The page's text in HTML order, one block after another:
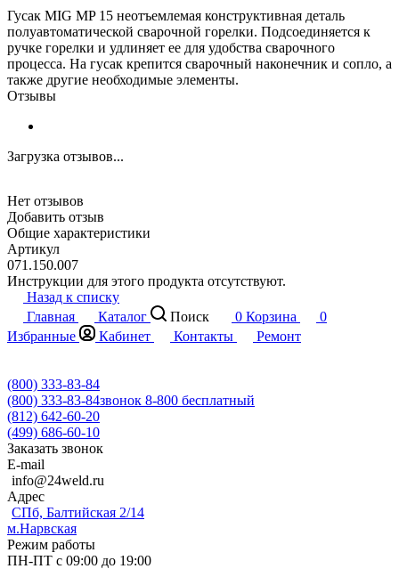
Гусак MIG MP 15 неотъемлемая конструктивная деталь
полуавтоматической сварочной горелки. Подсоединяется к
ручке горелки и удлиняет ее для удобства сварочного
процесса. На гусак крепится сварочный наконечник и сопло, а
также другие необходимые элементы.
Отзывы
Загрузка отзывов...
Нет отзывов
Добавить отзыв
Общие характеристики
Артикул
071.150.007
Инструкции для этого продукта отсутствуют.
Назад к списку
Главная
Каталог Поиск 0 Корзина
0
Избранные
Кабинет Контакты Ремонт
(800) 333-83-84
(800) 333-83-84звонок 8-800 бесплатный
(812) 642-60-20
(499) 686-60-10
Заказать звонок
E-mail
info@24weld.ru
Адрес
СПб, Балтийская 2/14
м.Нарвская
Режим работы
ПН-ПТ с 09:00 до 19:00